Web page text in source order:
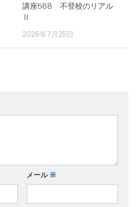
講座588 不登校のリアル
Ⅱ
2026年7月25日
メール ※